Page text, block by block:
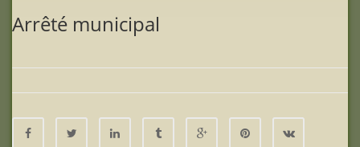
Arrêté municipal